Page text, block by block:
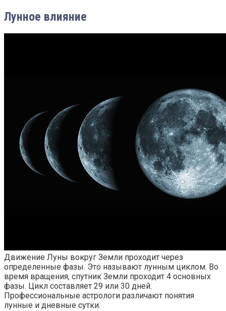
Лунное влияние
Движение Луны вокруг Земли проходит через
определенные фазы. Это называют лунным циклом. Во
время вращения, спутник Земли проходит 4 основных
фазы. Цикл составляет 29 или 30 дней.
Профессиональные астрологи различают понятия
лунные и дневные сутки.